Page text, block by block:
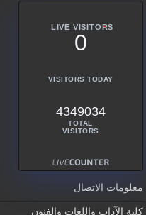
LIVE VISITORS
0
VISITORS TODAY
4349034
TOTAL
VISITORS
معلومات الاتصال
كلية الآداب واللغات والفنون